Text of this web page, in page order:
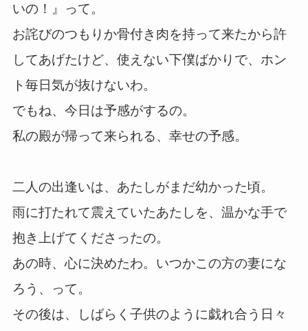
いの！』って。
お詫びのつもりか骨付き肉を持って来たから許
してあげたけど、使えない下僕ばかりで、ホン
ト毎日気が抜けないわ。
でもね、今日は予感がするの。
私の殿が帰って来られる、幸せの予感。
二人の出逢いは、あたしがまだ幼かった頃。
雨に打たれて震えていたあたしを、温かな手で
抱き上げてくださったの。
あの時、心に決めたわ。いつかこの方の妻にな
ろう、って。
その後は、しばらく子供のように戯れ合う日々